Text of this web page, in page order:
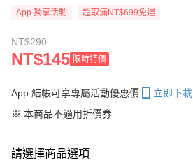
App 獨享活動 超取滿NT$699免運
NT$290
NT$145 限時特價
App 結帳可享專屬活動優惠價
立即下載
※ 本商品不適用折價券
請選擇商品選項